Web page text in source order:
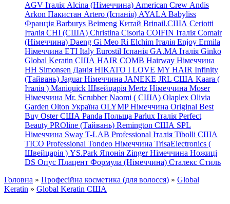
AGV Італія Alcina (Німеччина) American Crew Andis
Arkon Пакистан Artero (Іспанія) AYALA Babyliss
Франція Barburys Beimeng Китай Brinail.США Ceriotti
Італія CHI (США) Christina Cisoria COIFIN Італія Comair
(Німеччина) Daeng Gi Meo Ri Elchim Італія Enjoy Ermila
Німеччина ETI Italy Eurostil Іспанія GA.MA Італія Ginko
Global Keratin США HAIR COMB Hairway Німеччина
HH Simonsen Данія HIKATO I LOVE MY HAIR Infinity
(Тайвань) Jaguar Німеччина JANEKE JRL США Kaara (
Італія ) Maniquick Швейцарія Mertz Німеччина Moser
Німеччина Mr. Scrubber Naomi ( США) Olaplex Olivia
Garden Olton Україна OLYMP Німеччина Original Best
Buy Oster США Panda Польща Parlux Італія Perfect
Beauty PROline (Тайвань) Remington США SPL
Німеччина Sway T-LAB Professional Італія Tibolli США
TICO Professional Tondeo Німеччина TrisaElectronics (
Швейцарія ) YS.Park Японія Zinger Німеччина Ножиці
DS Опус Плацент Формула (Німеччина) Сталекс Стиль
Головна » Професійна косметика (для волосся) » Global
Keratin » Global Keratin США